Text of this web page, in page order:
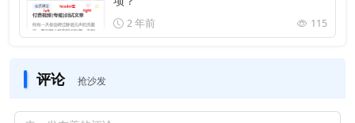
2 年前 115
评论 抢沙发